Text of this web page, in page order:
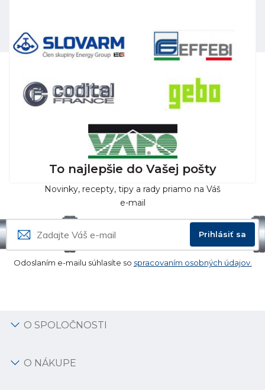
To najlepšie do Vašej pošty
Novinky, recepty, tipy a rady priamo na Váš
e-mail
Prihlásiť sa
Odoslaním e-mailu súhlasíte so spracovaním osobných údajov.
O SPOLOČNOSTI
O NÁKUPE